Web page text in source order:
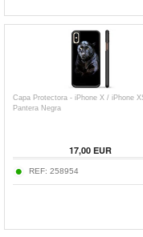
Capa Protectora - iPhone X / iPhone
Pantera Negra
17,00EUR
REF: 258954